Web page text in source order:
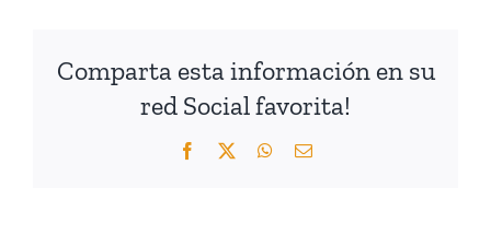
Comparta esta información en su
red Social favorita!
Facebook WhatsApp
Correo